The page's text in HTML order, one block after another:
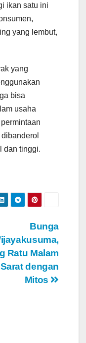
ikan satu ini
yang lembut,
yang
bisa
usaha
dan tinggi.
Bunga
Ratu Malam
dengan
Mitos